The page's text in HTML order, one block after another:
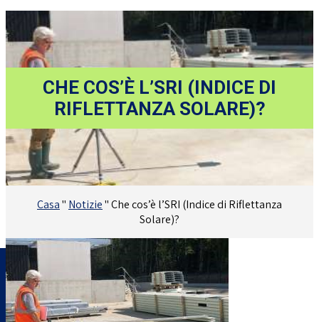
CHE COS’È L’SRI (INDICE DI
RIFLETTANZA SOLARE)?
Casa" Notizie"Che cos’è l’SRI (Indice di Riflettanza
Solare)?